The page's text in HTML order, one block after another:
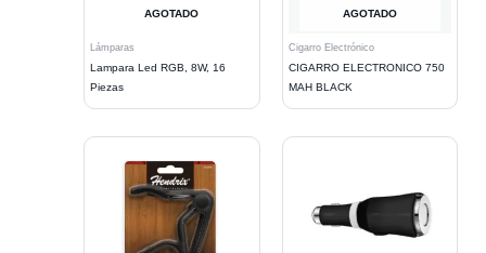
AGOTADO
Lámparas
Lampara Led RGB, 8W, 16
Piezas
AGOTADO
Cigarro Electrónico
CIGARRO ELECTRONICO 750
MAH BLACK